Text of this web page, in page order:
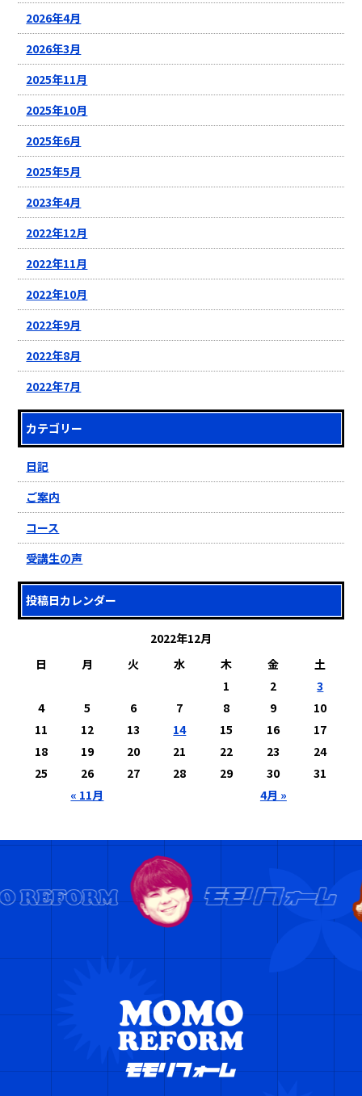
2026年4月
2026年3月
2025年11月
2025年10月
2025年6月
2025年5月
2023年4月
2022年12月
2022年11月
2022年10月
2022年9月
2022年8月
2022年7月
カテゴリー
日記
ご案内
コース
受講生の声
投稿日カレンダー
2022年12月
日
月 火 水 木 金 土
« 11月 4月 »
1 2
3
4
5 6 7 8 9
10
11
12 13 14 15 16
17
18
19 20 21 22 23
24
25
26 27 28 29 30 31